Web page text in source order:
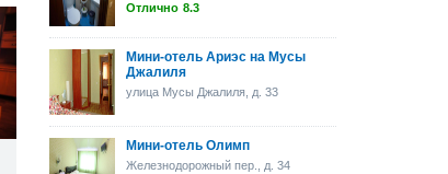
Отлично 8.3
Мини-отель Ариэс на Мусы
Джалиля
улица Мусы Джалиля, д. 33
Мини-отель Олимп
Железнодорожный пер., д. 34